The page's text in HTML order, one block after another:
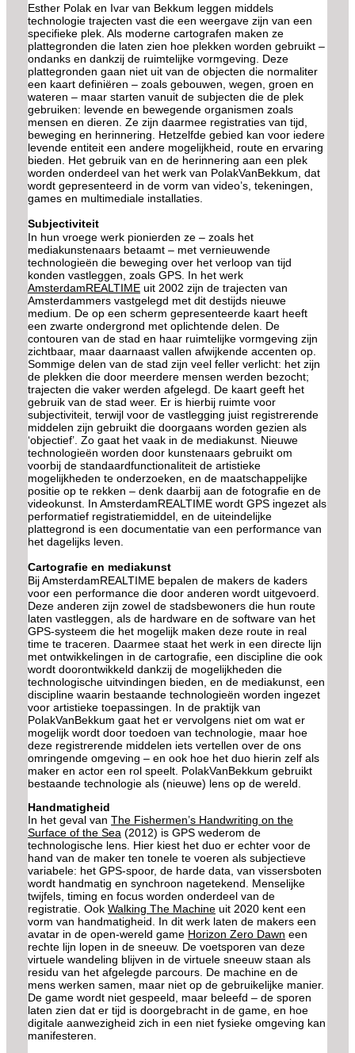
Esther Polak en Ivar van Bekkum leggen middels
technologie trajecten vast die een weergave zijn van een
specifieke plek. Als moderne cartografen maken ze
plattegronden die laten zien hoe plekken worden gebruikt –
ondanks en dankzij de ruimtelijke vormgeving. Deze
plattegronden gaan niet uit van de objecten die normaliter
een kaart definiëren – zoals gebouwen, wegen, groen en
wateren – maar starten vanuit de subjecten die de plek
gebruiken: levende en bewegende organismen zoals
mensen en dieren. Ze zijn daarmee registraties van tijd,
beweging en herinnering. Hetzelfde gebied kan voor iedere
levende entiteit een andere mogelijkheid, route en ervaring
bieden. Het gebruik van en de herinnering aan een plek
worden onderdeel van het werk van PolakVanBekkum, dat
wordt gepresenteerd in de vorm van video’s, tekeningen,
games en multimediale installaties.
Subjectiviteit
In hun vroege werk pionierden ze – zoals het
mediakunstenaars betaamt – met vernieuwende
technologieën die beweging over het verloop van tijd
konden vastleggen, zoals GPS. In het werk
AmsterdamREALTIME uit 2002 zijn de trajecten van
Amsterdammers vastgelegd met dit destijds nieuwe
medium. De op een scherm gepresenteerde kaart heeft
een zwarte ondergrond met oplichtende delen. De
contouren van de stad en haar ruimtelijke vormgeving zijn
zichtbaar, maar daarnaast vallen afwijkende accenten op.
Sommige delen van de stad zijn veel feller verlicht: het zijn
de plekken die door meerdere mensen werden bezocht;
trajecten die vaker werden afgelegd. De kaart geeft het
gebruik van de stad weer. Er is hierbij ruimte voor
subjectiviteit, terwijl voor de vastlegging juist registrerende
middelen zijn gebruikt die doorgaans worden gezien als
‘objectief’. Zo gaat het vaak in de mediakunst. Nieuwe
technologieën worden door kunstenaars gebruikt om
voorbij de standaardfunctionaliteit de artistieke
mogelijkheden te onderzoeken, en de maatschappelijke
positie op te rekken – denk daarbij aan de fotografie en de
videokunst. In AmsterdamREALTIME wordt GPS ingezet als
performatief registratiemiddel, en de uiteindelijke
plattegrond is een documentatie van een performance van
het dagelijks leven.
Cartografie en mediakunst
Bij AmsterdamREALTIME bepalen de makers de kaders
voor een performance die door anderen wordt uitgevoerd.
Deze anderen zijn zowel de stadsbewoners die hun route
laten vastleggen, als de hardware en de software van het
GPS-systeem die het mogelijk maken deze route in real
time te traceren. Daarmee staat het werk in een directe lijn
met ontwikkelingen in de cartografie, een discipline die ook
wordt doorontwikkeld dankzij de mogelijkheden die
technologische uitvindingen bieden, en de mediakunst, een
discipline waarin bestaande technologieën worden ingezet
voor artistieke toepassingen. In de praktijk van
PolakVanBekkum gaat het er vervolgens niet om wat er
mogelijk wordt door toedoen van technologie, maar hoe
deze registrerende middelen iets vertellen over de ons
omringende omgeving – en ook hoe het duo hierin zelf als
maker en actor een rol speelt. PolakVanBekkum gebruikt
bestaande technologie als (nieuwe) lens op de wereld.
Handmatigheid
In het geval van The Fishermen’s Handwriting on the
Surface of the Sea (2012) is GPS wederom de
technologische lens. Hier kiest het duo er echter voor de
hand van de maker ten tonele te voeren als subjectieve
variabele: het GPS-spoor, de harde data, van vissersboten
wordt handmatig en synchroon nagetekend. Menselijke
twijfels, timing en focus worden onderdeel van de
registratie. Ook Walking The Machine uit 2020 kent een
vorm van handmatigheid. In dit werk laten de makers een
avatar in de open-wereld game Horizon Zero Dawn een
rechte lijn lopen in de sneeuw. De voetsporen van deze
virtuele wandeling blijven in de virtuele sneeuw staan als
residu van het afgelegde parcours. De machine en de
mens werken samen, maar niet op de gebruikelijke manier.
De game wordt niet gespeeld, maar beleefd – de sporen
laten zien dat er tijd is doorgebracht in de game, en hoe
digitale aanwezigheid zich in een niet fysieke omgeving kan
manifesteren.